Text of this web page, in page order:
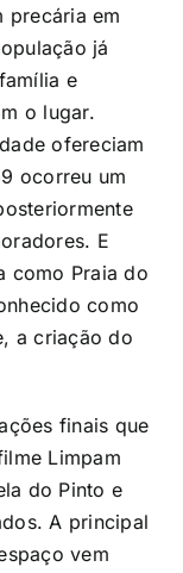
precária em
já
e
o lugar.
ofereciam
ocorreu um
E
como Praia do
como
a criação do
finais que
Limpam
do Pinto e
A principal
vem